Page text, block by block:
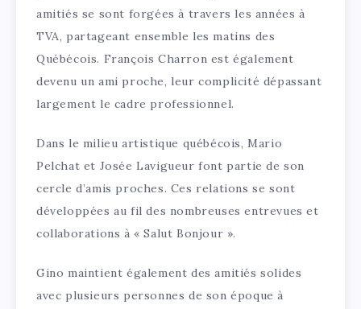
amitiés se sont forgées à travers les années à
TVA, partageant ensemble les matins des
Québécois. François Charron est également
devenu un ami proche, leur complicité dépassant
largement le cadre professionnel.
Dans le milieu artistique québécois, Mario
Pelchat et Josée Lavigueur font partie de son
cercle d’amis proches. Ces relations se sont
développées au fil des nombreuses entrevues et
collaborations à « Salut Bonjour ».
Gino maintient également des amitiés solides
avec plusieurs personnes de son époque à